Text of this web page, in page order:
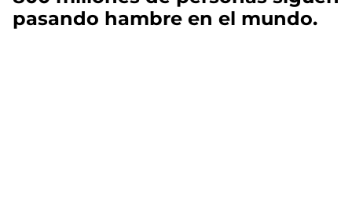
pasando hambre en el mundo.